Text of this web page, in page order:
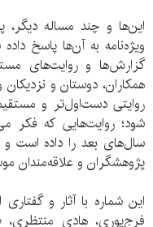
این‌ها و چند مساله
ویژه‌نامه به آن‌ها پاسخ
گزارش‌ها و روایت‌های
همکاران، دوستان و
روایتی دست‌اول‌تر و
شود؛ روایت‌هایی که فکر
سال‌های بعد را داده است و
پژوهشگران و علاقه‌مندان
این شماره با آثار و
فرج‌پوری، هادی